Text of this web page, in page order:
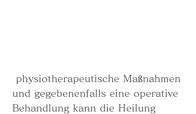
und gegebenenfalls eine operative
Behandlung kann die Heilung